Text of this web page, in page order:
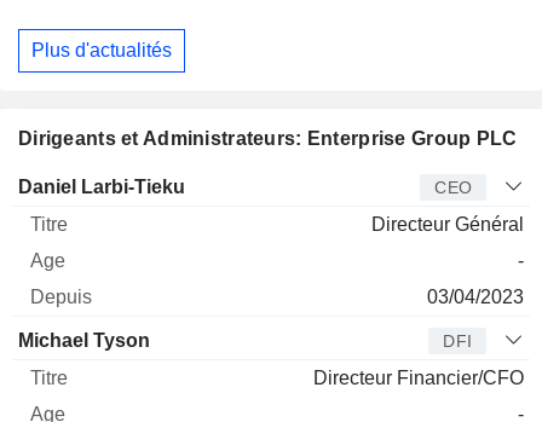
Plus d'actualités
Dirigeants et Administrateurs: Enterprise Group PLC
Dirigeant Titre Age
Daniel Larbi-Tieku CEO
Directeur Général
-
03/04/2023
Michael Tyson DFI
Directeur Financier/CFO
-